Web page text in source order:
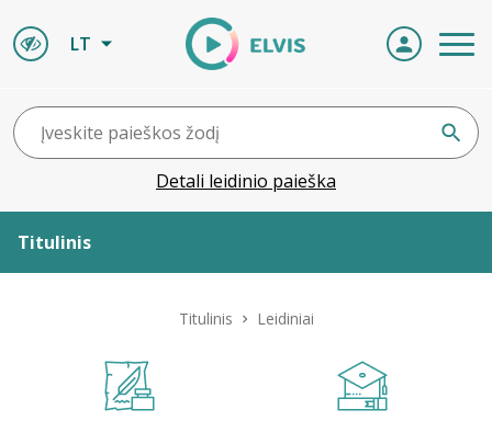
LT
Detali leidinio paieška
Titulinis
Titulinis Leidiniai